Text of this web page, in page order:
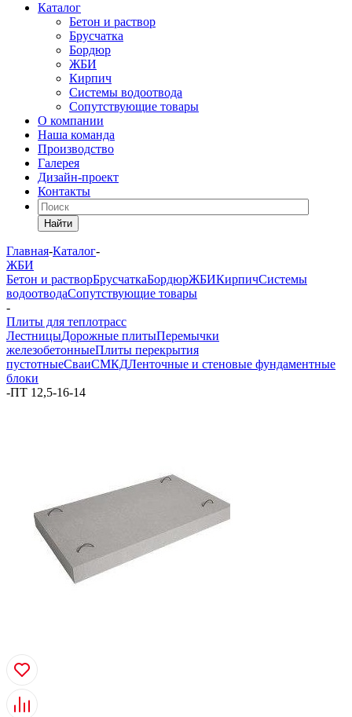
Каталог
Бетон и раствор
Брусчатка
Бордюр
ЖБИ
Кирпич
Системы водоотвода
Сопутствующие товары
О компании
Наша команда
Производство
Галерея
Дизайн-проект
Контакты
Найти
Главная-Каталог-
ЖБИ
Бетон и растворБрусчаткаБордюрЖБИКирпичСистемы
водоотводаСопутствующие товары
-
Плиты для теплотрасс
ЛестницыДорожные плитыПеремычки
железобетонныеПлиты перекрытия
пустотныеСваиСМКДЛенточные и стеновые фундаментные
блоки
-ПТ 12,5-16-14